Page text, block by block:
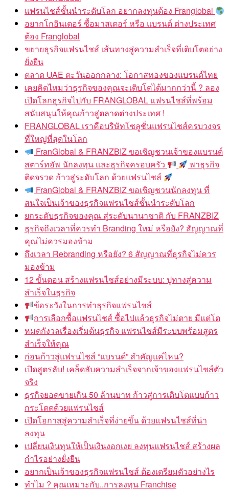
แฟรนไชส์ชั้นนำระดับโลก อยากลงทุนต้อง Franglobal
อยากโกอินเตอร์ ซื้อมาสเตอร์ หรือ แบรนด์ ต่างประเทศ
ต้อง Franglobal
ขยายธุรกิจแฟรนไชส์ เส้นทางสู่ความสำเร็จที่เติบโตอย่าง
ยั่งยืน
ตลาด UAE ตะวันออกกลาง: โอกาสทองของแบรนด์ไทย
เคยคิดไหมว่าธุรกิจของคุณจะเติบโตได้มากกว่านี้ ? ลอง
เปิดโลกธุรกิจไปกับ FRANGLOBAL แฟรนไชส์ที่พร้อม
สนับสนุนให้คุณก้าวสู่ตลาดต่างประเทศ !
FRANGLOBAL เราคือบริษัทโซลูชั่นแฟรนไชส์ครบวงจร
ที่ใหญ่ที่สุดในโลก
FranGlobal & FRANZBIZ ขอเชิญชวนเจ้าของแบรนด์
สตาร์ทอัพ นักลงทุน และธุรกิจครอบครัว
พาธุรกิจ
ติดจรวด ก้าวสู่ระดับโลก ด้วยแฟรนไชส์
FranGlobal & FRANZBIZ ขอเชิญชวนนักลงทุน ที่
สนใจเป็นเจ้าของธุรกิจแฟรนไชส์ชั้นนำระดับโลก
ยกระดับธุรกิจของคุณ สู่ระดับนานาชาติ กับ FRANZBIZ
ธุรกิจถึงเวลาที่ควรทำ Branding ใหม่ หรือยัง? สัญญาณที่
คุณไม่ควรมองข้าม
ถึงเวลา Rebranding หรือยัง? 6 สัญญาณที่ธุรกิจไม่ควร
มองข้าม
12 ขั้นตอน สร้างแฟรนไชส์อย่างมีระบบ: ปูทางสู่ความ
สำเร็จในธุรกิจ
ข้อระวังในการทำธุรกิจแฟรนไชส์
การเลือกซื้อแฟรนไชส์ ซื้อไปแล้วธุรกิจไม่ตาย มีแต่โต
หมดกังวลเรื่องเริ่มต้นธุรกิจ แฟรนไชส์มีระบบพร้อมสูตร
สำเร็จให้คุณ
ก่อนก้าวสู่แฟรนไชส์ “แบรนด์” สำคัญแค่ไหน?
เปิดสูตรลับ! เคล็ดลับความสำเร็จจากเจ้าของแฟรนไชส์ตัว
จริง
ธุรกิจยอดขายเกิน 50 ล้านบาท ก้าวสู่การเติบโตแบบก้าว
กระโดดด้วยแฟรนไชส์
เปิดโอกาสสู่ความสำเร็จที่ง่ายขึ้น ด้วยแฟรนไชส์ที่น่า
ลงทุน
เปลี่ยนเงินทุนให้เป็นเงินงอกเงย ลงทุนแฟรนไชส์ สร้างผล
กำไรอย่างยั่งยืน
อยากเป็นเจ้าของธุรกิจแฟรนไชส์ ต้องเตรียมตัวอย่างไร
ทำไม ? คุณเหมาะกับ..การลงทุน Franchise